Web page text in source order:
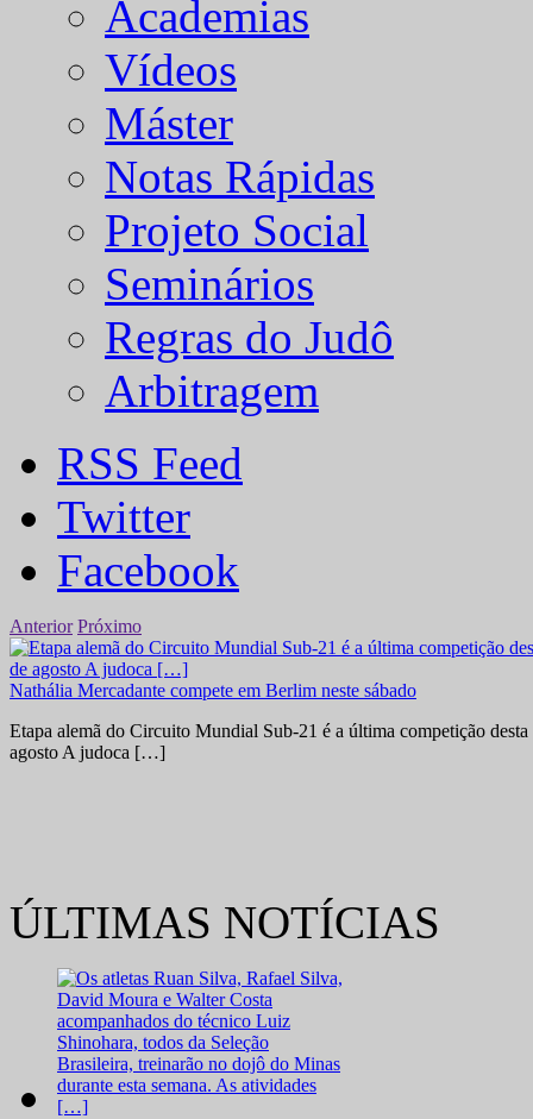
Academias
Vídeos
Máster
Notas Rápidas
Projeto Social
Seminários
Regras do Judô
Arbitragem
RSS Feed
Twitter
Facebook
Anterior Próximo
Nathália Mercadante compete em Berlim neste sábado
Etapa alemã do Circuito Mundial Sub-21 é a última competição
agosto A judoca […]
ÚLTIMAS NOTÍCIAS